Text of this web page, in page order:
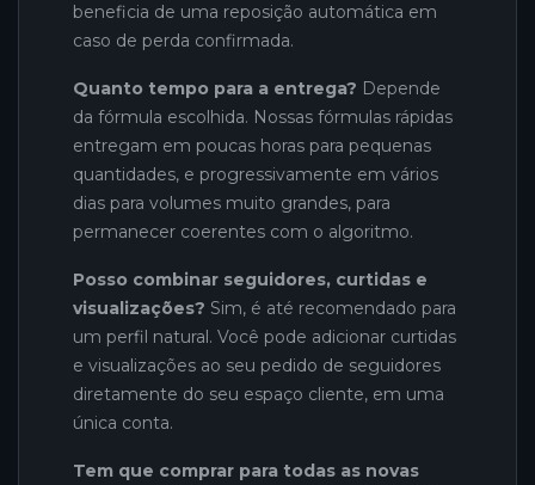
beneficia de uma reposição automática em
caso de perda confirmada.
Quanto tempo para a entrega? Depende
da fórmula escolhida. Nossas fórmulas rápidas
entregam em poucas horas para pequenas
quantidades, e progressivamente em vários
dias para volumes muito grandes, para
permanecer coerentes com o algoritmo.
Posso combinar seguidores, curtidas e
visualizações? Sim, é até recomendado para
um perfil natural. Você pode adicionar curtidas
e visualizações ao seu pedido de seguidores
diretamente do seu espaço cliente, em uma
única conta.
Tem que comprar para todas as novas